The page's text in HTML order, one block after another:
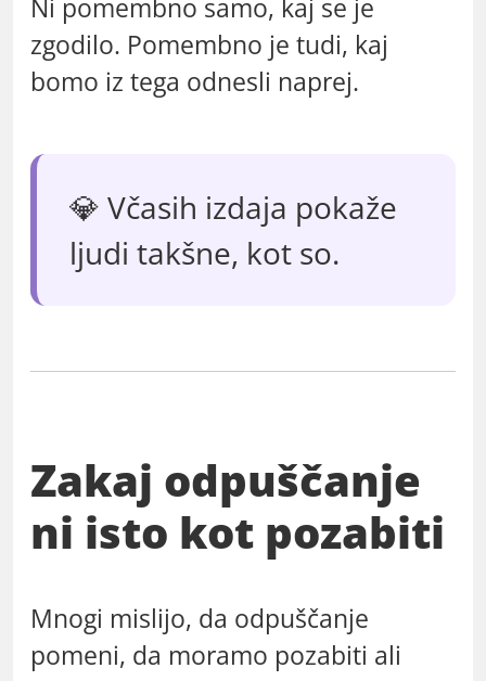
Ni pomembno samo, kaj se je
zgodilo. Pomembno je tudi, kaj
bomo iz tega odnesli naprej.
💎 Včasih izdaja pokaže
ljudi takšne, kot so.
Zakaj odpuščanje
ni isto kot pozabiti
Mnogi mislijo, da odpuščanje
pomeni, da moramo pozabiti ali